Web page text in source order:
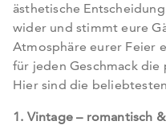
ästhetische
wider und stimmt eure
Atmosphäre eurer Feier
für jeden Geschmack die
Hier sind die
1. Vintage – romantisch